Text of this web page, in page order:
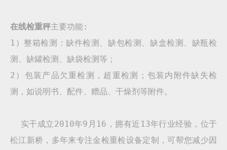
在线检重秤主要功能:
1）整箱检测：缺件检测、缺包检测、缺盒检测、缺瓶检
测、缺罐检测、缺袋检测等；
2）包装产品欠重检测，超重检测；包装内附件缺失检
测，如说明书、配件、赠品、干燥剂等附件。
实干成立2010年9月16，拥有近13年行业经验，位于
松江新桥，多年来专注金检重检设备定制，可帮您减少因